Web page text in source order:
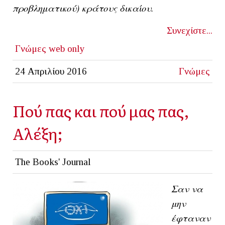
προβληματικού) κράτους δικαίου.
Συνεχίστε...
Γνώμες web only
24 Απριλίου 2016 Γνώμες
Πού πας και πού μας πας,
Αλέξη;
The Books' Journal
Σαν να
μην
έφταναν